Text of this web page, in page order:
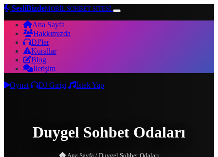
SesliBizdeMOBİL SOHBET SİTESİ
Ana Sayfa
Hakkımızda
DJ'ler
Kurallar
Blog
İletişim
Oynat
DJ Girişi İstek Yap
Duygel Sohbet Odaları
Ana Sayfa / Duygel Sohbet Odaları